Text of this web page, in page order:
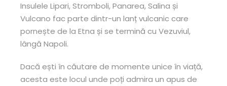
Insulele Lipari, Stromboli, Panarea, Salina și
Vulcano fac parte dintr-un lanț vulcanic care
pornește de la Etna și se termină cu Vezuviul,
lângă Napoli.
Dacă ești în căutare de momente unice în viață,
acesta este locul unde poți admira un apus de